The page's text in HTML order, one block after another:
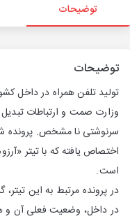
توضیحات
توضیحات
تولید تلفن همراه در داخل
وزارت صمت و ارتباطات
سرنوشتی نا مشخص. پرونده
اختصاص یافته که با تیتر
است.
در پرونده مرتبط به این
در داخل، وضعیت فعلی آن و